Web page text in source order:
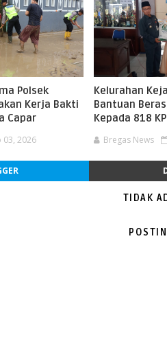
Polsek
Kerja Bakti
Capar
03, 2026
Kelurahan
Bantuan
Kepada 818
Bregas News
TIDAK